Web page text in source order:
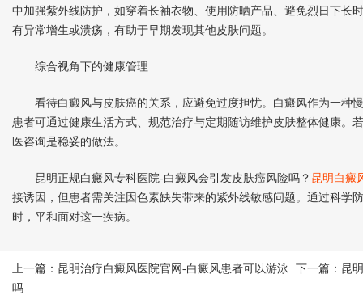
中加强紫外线防护，如穿着长袖衣物、使用防晒产品、避免烈日下长
有异常增生或溃疡，有助于早期发现其他皮肤问题。
综合视角下的健康管理
看待白癜风与皮肤癌的关系，应避免过度担忧。白癜风作为一种
患者可通过健康生活方式、规范治疗与定期随访维护皮肤整体健康。
医咨询是稳妥的做法。
昆明正规白癜风专科医院-白癜风会引发皮肤癌风险吗？ 昆明白癜
接诱因，但患者需关注因色素缺失带来的紫外线敏感问题。通过科学
时，平和面对这一疾病。
上一篇： 昆明治疗白癜风医院官网-白癜风患者可以游泳
吗
下一篇： 昆